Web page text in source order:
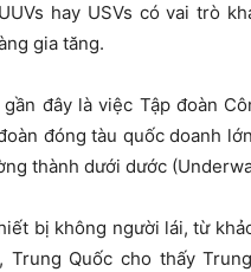
hay USVs có vai trò
gia tăng.
đây là việc Tập đoàn
đóng tàu quốc doanh
thành dưới dước
bị không người lái, từ
Trung Quốc cho thấy